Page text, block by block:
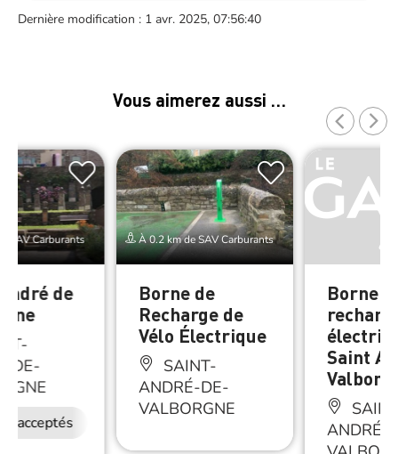
Dernière modification : 1 avr. 2025, 07:56:40
Vous aimerez aussi …
SAV Carburants
de
DE-
acceptés
À 0.2 km de SAV Carburants
Borne de
Recharge de
Vélo Électrique
SAINT-
ANDRÉ-DE-
VALBORGNE
Borne
Saint
ANDRÉ-